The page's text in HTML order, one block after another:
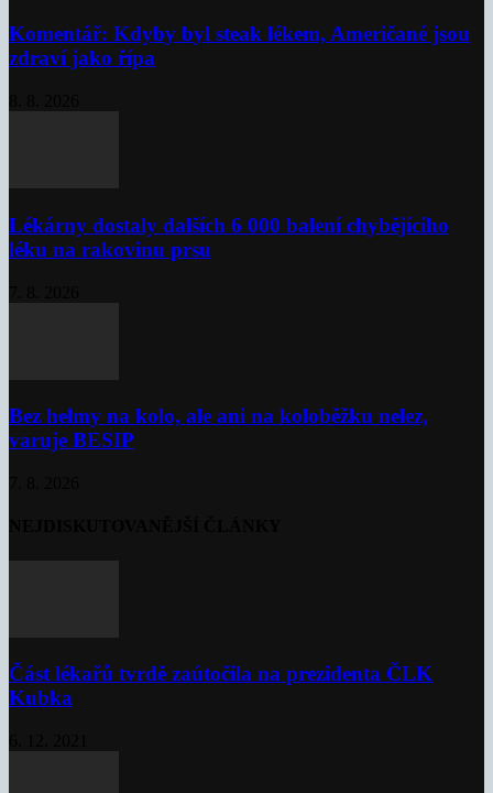
Komentář: Kdyby byl steak lékem, Američané jsou
zdraví jako řípa
Lékárny dostaly dalších 6 000 balení chybějícího
léku na rakovinu prsu
Bez helmy na kolo, ale ani na koloběžku nelez,
varuje BESIP
Část lékařů tvrdě zaútočila na prezidenta ČLK
Kubka